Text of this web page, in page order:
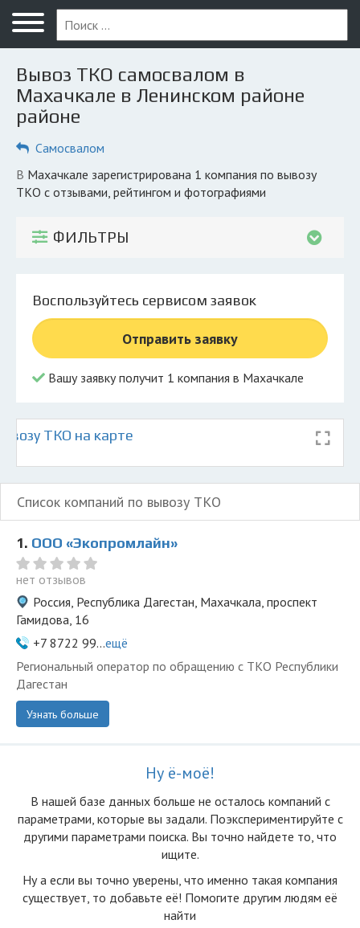
Меню
Главная
Вопрос юристу
Махачкала
ПОЛЬЗОВАТЕЛЯМ
Компании
КОМПАНИЯМ
© 2026 Все права защищены
Вывоз ТКО самосвалом в
Махачкале в Ленинском районе
районе
Самосвалом
в Махачкале зарегистрирована 1 компания по вывозу
ТКО с отзывами, рейтингом и фотографиями
ФИЛЬТРЫ
Воспользуйтесь сервисом заявок
Отправить заявку
Вашу заявку получит 1 компания в Махачкале
ТКО на карте
Список компаний по вывозу ТКО
1. ООО «Экопромлайн»
нет отзывов
Россия, Республика Дагестан, Махачкала, проспект
Гамидова, 16
+7 8722 99...ещё
Региональный оператор по обращению с ТКО Республики
Дагестан
Узнать больше
Ну ё-моё!
В нашей базе данных больше не осталоcь компаний с
параметрами, которые вы задали. Поэкспериментируйте с
другими параметрами поиска. Вы точно найдете то, что
ищите.
Ну а если вы точно уверены, что именно такая компания
существует, то добавьте её! Помогите другим людям её
найти